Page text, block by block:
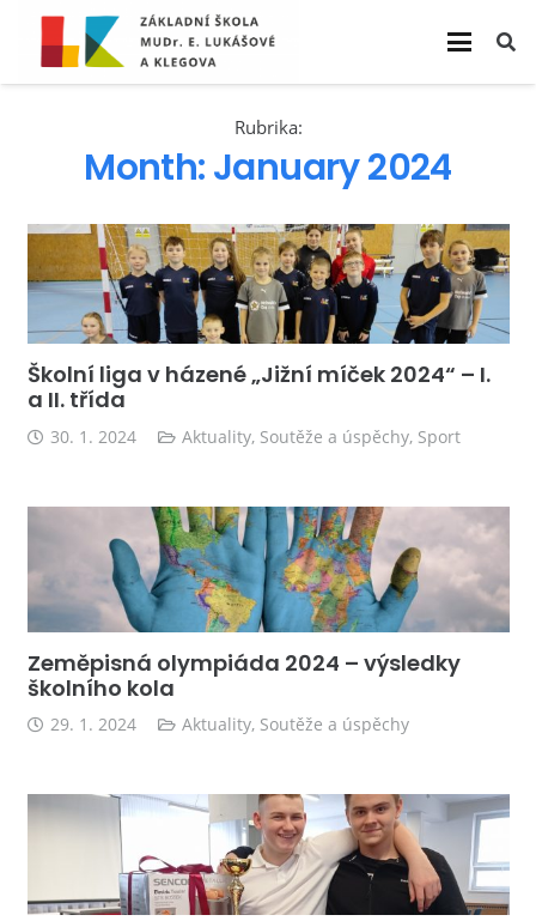
Rubrika:
Month:January 2024
Školní liga v házené „Jižní míček 2024“ – I.
a II. třída
30. 1. 2024 Aktuality, Soutěže a úspěchy, Sport
Zeměpisná olympiáda 2024 – výsledky
školního kola
29. 1. 2024 Aktuality, Soutěže a úspěchy